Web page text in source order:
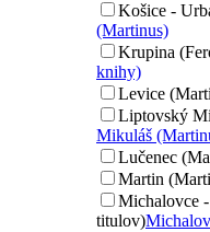
Košice -
(Martinus)
Krupina
knihy)
Levice
Liptovský
Mikuláš
Lučenec
Martin
Michalovce
titulov)